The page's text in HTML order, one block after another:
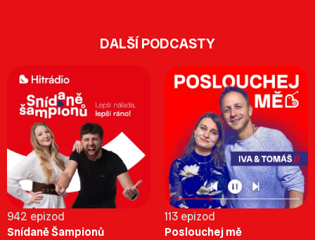
DALŠÍ PODCASTY
942 epizod
Snídaně Šampionů
113 epizod
Poslouchej mě